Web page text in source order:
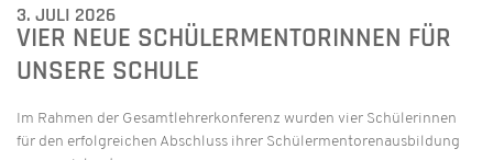
3. JULI 2026
VIER NEUE SCHÜLERMENTORINNEN FÜR
UNSERE SCHULE
Im Rahmen der Gesamtlehrerkonferenz wurden vier Schülerinnen
für den erfolgreichen Abschluss ihrer Schülermentorenausbildung